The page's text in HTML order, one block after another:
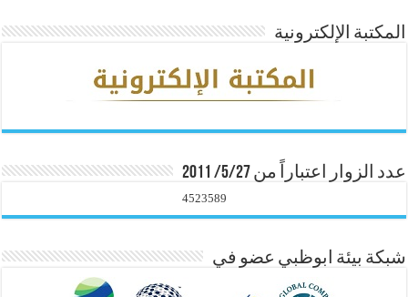
المكتبة الإلكترونية
عدد الزوار اعتباراً من 5/27/ 2011
4523589
شبكة بيئة ابوظبي عضو في